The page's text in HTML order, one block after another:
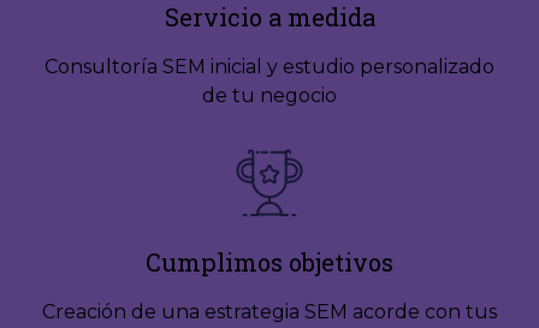
Servicio a medida
Consultoría SEM inicial y estudio personalizado
de tu negocio
Cumplimos objetivos
Creación de una estrategia SEM acorde con tus